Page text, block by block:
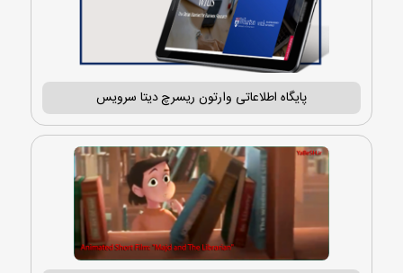
پایگاه اطلاعاتی وارتون ریسرچ دیتا سرویس